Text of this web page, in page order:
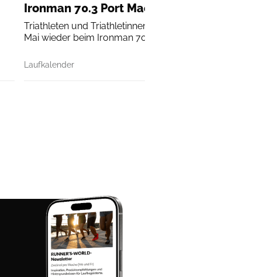
Ironman 70.3 Port Macquarie
Triathleten und Triathletinnen aus ganz Australien
Mai wieder beim Ironman 70.3 in Port Macquarie an.
Laufkalender